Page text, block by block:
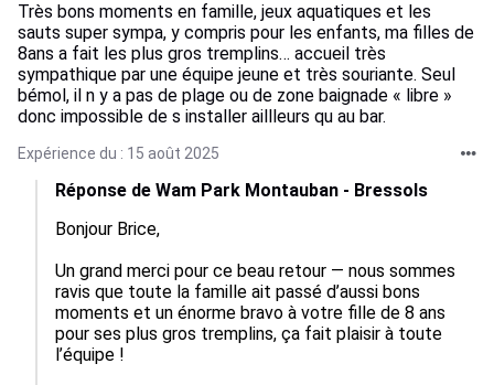
Très bons moments en famille, jeux aquatiques et les
sauts super sympa, y compris pour les enfants, ma filles de
8ans a fait les plus gros tremplins… accueil très
sympathique par une équipe jeune et très souriante. Seul
bémol, il n y a pas de plage ou de zone baignade « libre »
donc impossible de s installer aillleurs qu au bar.
Expérience du : 15 août 2025
Réponse de Wam Park Montauban - Bressols
Bonjour Brice,
Un grand merci pour ce beau retour — nous sommes
ravis que toute la famille ait passé d’aussi bons
moments et un énorme bravo à votre fille de 8 ans
pour ses plus gros tremplins, ça fait plaisir à toute
l’équipe !